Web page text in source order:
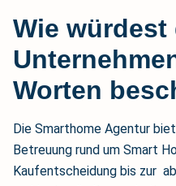
Wie würdest
Worten
Die Smarthome Agentur
Betreuung rund um Smart
Kaufentscheidung bis zur